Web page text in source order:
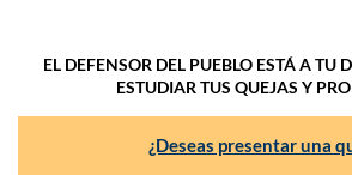
EL DEFENSOR DEL PUEBLO ESTÁ A TU
ESTUDIAR TUS QUEJAS Y
¿Deseas presentar una